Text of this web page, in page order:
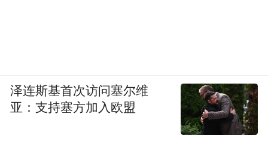
泽连斯基首次访问塞尔维
亚：支持塞方加入欧盟